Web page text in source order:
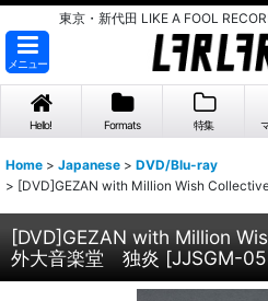
東京・新代田 LIKE A FOOL
メニュー
Hello! Formats 特集
Home > Japanese > DVD/Blu-ray
> [DVD]GEZAN with Million Wish
[DVD]GEZAN with Million
外大音楽堂 独炎 [JJSGM-